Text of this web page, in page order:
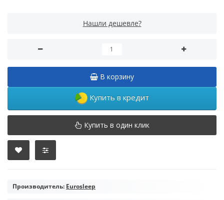
Нашли дешевле?
В корзину
Купить в кредит
Купить в один клик
Производитель: Eurosleep